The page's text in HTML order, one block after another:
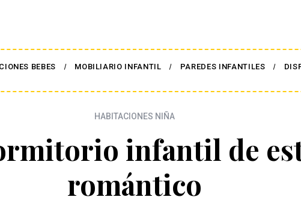
BEBES MOBILIARIO INFANTIL PAREDES INFANTILES
HABITACIONES NIÑA
infantil de
romántico